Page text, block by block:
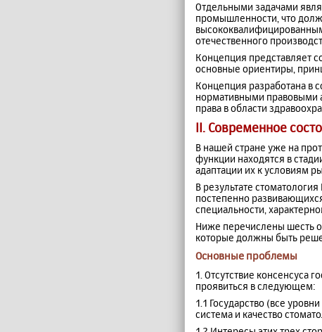
Отдельными задачами
промышленности, что
отечественного
Концепция представляет
основные ориентиры,
Концепция разработана в
нормативными правовыми
права в области
II. Современное
В нашей стране уже на
функции находятся в
адаптации их к условиям
В результате
постепенно
специальности,
Ниже перечислены шесть
которые должны быть
Основные проблемы
1. Отсутствие консенсуса
проявиться в следующем:
1.1 Государство (все
система и качество